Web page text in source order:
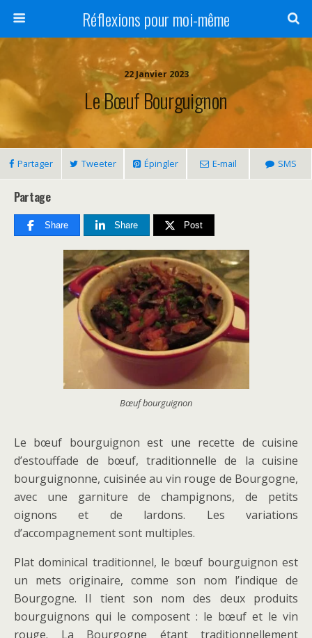
Réflexions pour moi-même
22 Janvier 2023
Le Bœuf Bourguignon
Partager Tweeter Épingler E-mail SMS
Partage
Share Share Post
Bœuf bourguignon
Le bœuf bourguignon est une recette de cuisine
d’estouffade de bœuf, traditionnelle de la cuisine
bourguignonne, cuisinée au vin rouge de Bourgogne,
avec une garniture de champignons, de petits
oignons et de lardons. Les variations
d’accompagnement sont multiples.
Plat dominical traditionnel, le bœuf bourguignon est
un mets originaire, comme son nom l’indique de
Bourgogne. Il tient son nom des deux produits
bourguignons qui le composent : le bœuf et le vin
rouge. La Bourgogne étant traditionnellement